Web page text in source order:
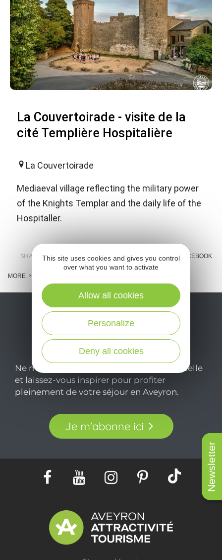
Newsletter
La Couvertoirade - visite de la
cité Templière Hospitalière
La Couvertoirade
Mediaeval village reflecting the military power
of the Knights Templar and the daily life of the
Hospitaller.
SHARE : E-MAIL MESSENGER FACEBOOK
MORE
Ne manquez pas notre newsletter mensuelle
et laissez-vous inspirer pour profiter
pleinement de votre séjour en Aveyron.
Je m'abonne ici
This site uses cookies and gives you control
over what you want to activate
Deny all cookies
Personalize
Allow all cookies